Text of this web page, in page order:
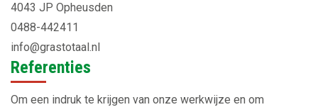
4043 JP Opheusden
0488-442411
info@grastotaal.nl
Referenties
Om een indruk te krijgen van onze werkwijze en om